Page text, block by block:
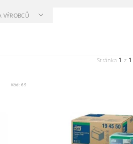
VÝROBCŮ
Stránka 1 z 1
Kód:69